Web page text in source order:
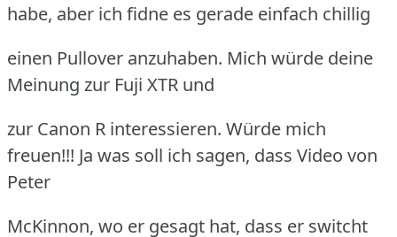
habe, aber ich fidne es gerade einfach chillig
einen Pullover anzuhaben. Mich würde deine
Meinung zur Fuji XTR und
zur Canon R interessieren. Würde mich
freuen!!! Ja was soll ich sagen, dass Video von
Peter
McKinnon, wo er gesagt hat, dass er switcht